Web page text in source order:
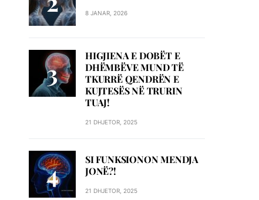
8 JANAR, 2026
HIGJIENA E DOBËT E
DHËMBËVE MUND TË
TKURRË QENDRËN E
KUJTESËS NË TRURIN
TUAJ!
21 DHJETOR, 2025
SI FUNKSIONON MENDJA
JONË?!
21 DHJETOR, 2025